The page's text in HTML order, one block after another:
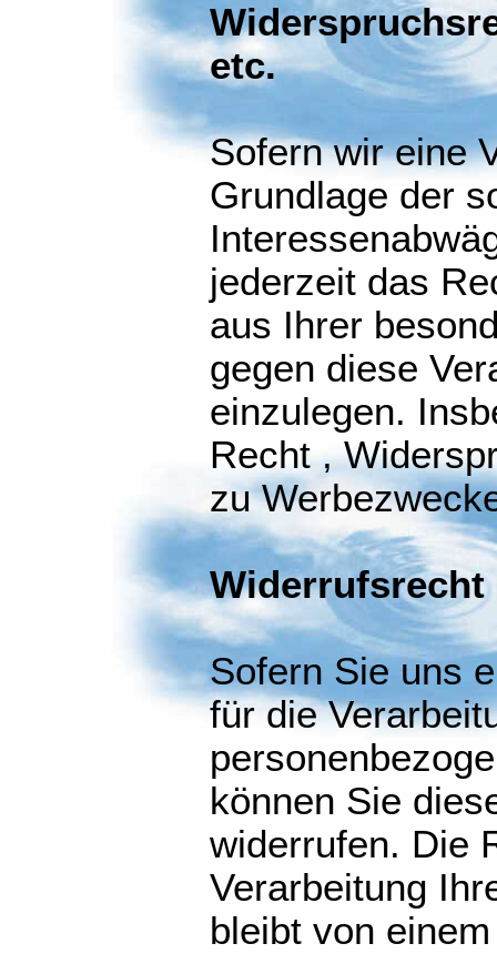
etc.
Sofern wir eine
Grundlage der
jederzeit das
aus Ihrer
gegen diese
einzulegen.
Recht ,
zu
Widerrufsrecht
Sofern Sie uns
für die
können Sie
widerrufen. Die
Verarbeitung
bleibt von